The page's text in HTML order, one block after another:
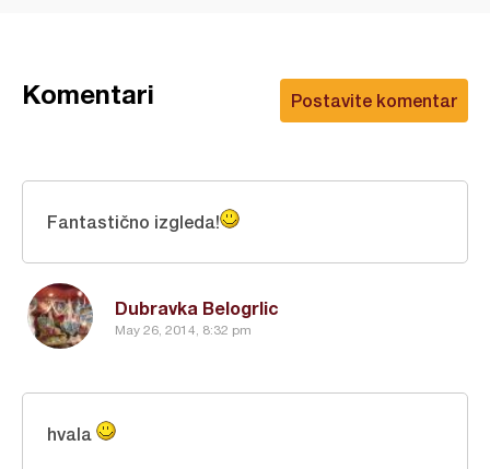
Postavite komentar
Komentari
Dubravka Belogrlic
May 26, 2014, 8:32 pm
Fantastično izgleda!
hvala